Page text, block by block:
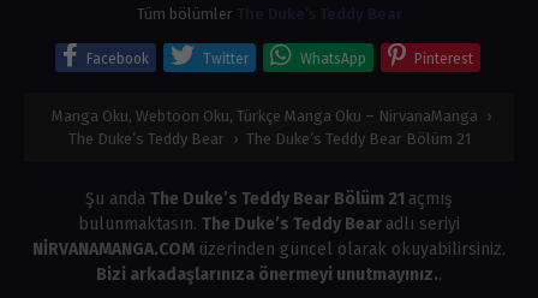
Tüm bölümler The Duke’s Teddy Bear
Facebook Twitter WhatsApp Pinterest
Manga Oku, Webtoon Oku, Türkçe Manga Oku – NirvanaManga ›
The Duke’s Teddy Bear › The Duke’s Teddy Bear Bölüm 21
Şu anda The Duke’s Teddy Bear Bölüm 21 açmış
bulunmaktasın. The Duke’s Teddy Bear adlı seriyi
NİRVANAMANGA.COM üzerinden güncel olarak okuyabilirsiniz.
Bizi arkadaşlarınıza önermeyi unutmayınız..